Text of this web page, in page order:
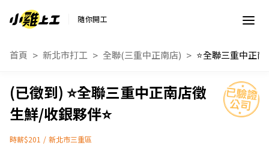
隨你開工
首頁 新北市打工 全聯(三重中正南店)
⭐️全聯三重中正南店徵
生鮮/收銀夥伴⭐️
時薪$201 / 新北市三重區